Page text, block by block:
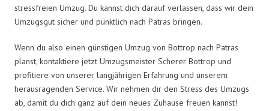
stressfreien Umzug. Du kannst dich darauf verlassen, dass wir dein
Umzugsgut sicher und pünktlich nach Patras bringen.
Wenn du also einen günstigen Umzug von Bottrop nach Patras
planst, kontaktiere jetzt Umzugsmeister Scherer Bottrop und
profitiere von unserer langjährigen Erfahrung und unserem
herausragenden Service. Wir nehmen dir den Stress des Umzugs
ab, damit du dich ganz auf dein neues Zuhause freuen kannst!